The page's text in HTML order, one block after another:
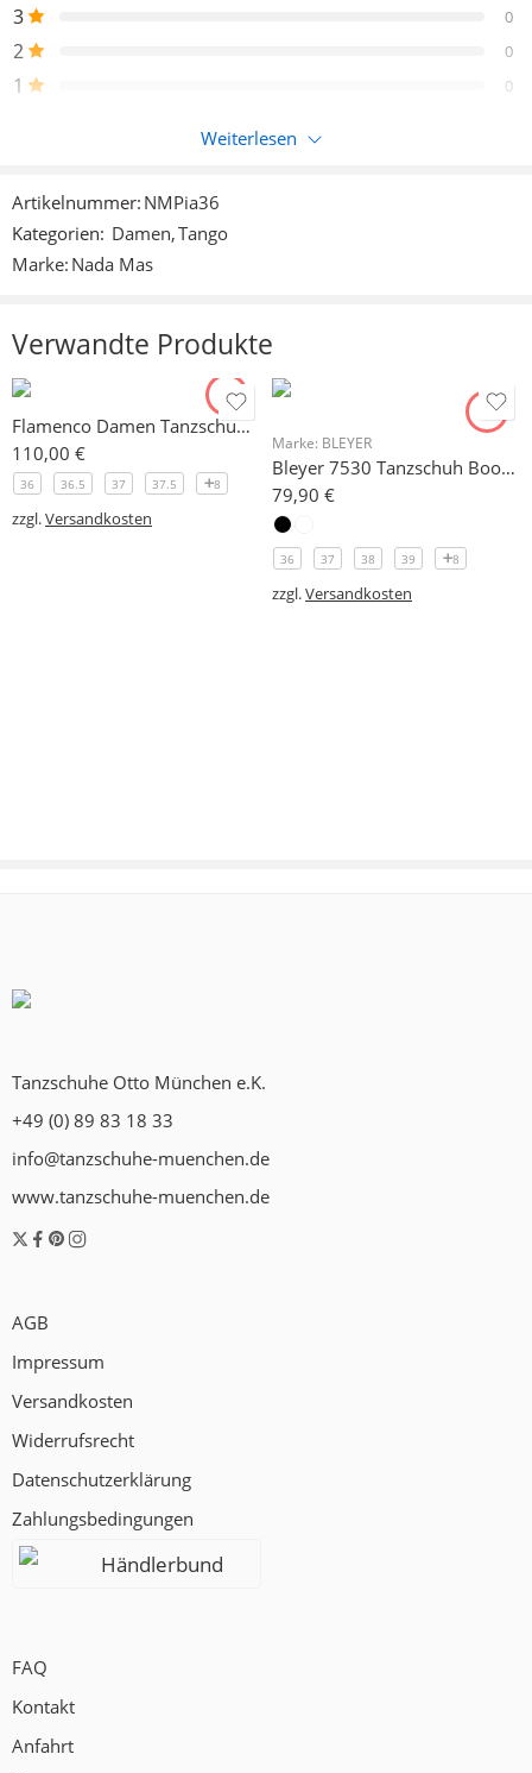
3 0
2 0
1 0
Nur eingeloggte Kunden, die dieses Produkt gekauft haben,
Rezensionen
Weiterlesen
Artikelnummer: NMPia36
Kategorien: Damen,Tango
Marke: Nada Mas
Verwandte Produkte
Flamenco Damen Tanzschuh Malltex Modell 2303
110,00 €
36 36.5 37 37.5 8
zzgl.Versandkosten
Marke: BLEYER
Bleyer 7530 Tanzschuh Boogie Rock´n Roll viele Größen wieder eingetroffen!
79,90 €
36 37 38 39 8
zzgl.Versandkosten
Tanzschuhe Otto München e.K.
+49 (0) 89 83 18 33
info@tanzschuhe-muenchen.de
www.tanzschuhe-muenchen.de
AGB
Impressum
Versandkosten
Widerrufsrecht
Datenschutzerklärung
Zahlungsbedingungen
Händlerbund
FAQ
Kontakt
Anfahrt